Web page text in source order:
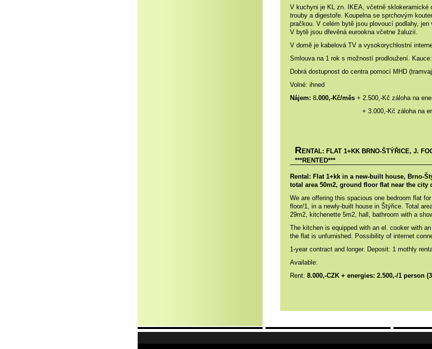
V kuchyni je KL zn. IKEA, včetně sklokeramické
trouby a digestoře. Koupelna se sprchovým
pračkou. V celém bytě jsou plovoucí podlahy, jen
V bytě jsou dřevěná eurookna včetne žaluzií.
V domě je kabelová TV a vysokorychlostní
Smlouva na 1 rok s možností prodloužení.
Dobrá dostupnost do centra pomocí MHD
Volné: ihned
Nájem: 8.000,-Kč/měs + 2.500,-Kč záloha na
+ 3.000,-Kč záloha na
R ENTAL: FLAT 1+KK BRNO-ŠTÝŘICE, J.
***RENTED***
Rental: Flat 1+kk in a new-built house, Brno-
total area 50m2, ground floor flat near the city
We are offering this spacious one bedroom flat
floor/1, in a newly-built house in Štýřice. Total
29m2, kitchenette 5m2, hall, bathroom with a
The kitchen is equipped with an el. cooker with
the flat is unfurnished. Possibility of internet
1-year contract and longer. Deposit: 1 mothly
Available:
Rent: 8.000,-CZK + energies: 2.500,-/1 person